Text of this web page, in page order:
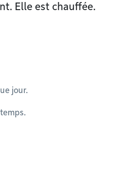
Elle est chauffée.
jour.